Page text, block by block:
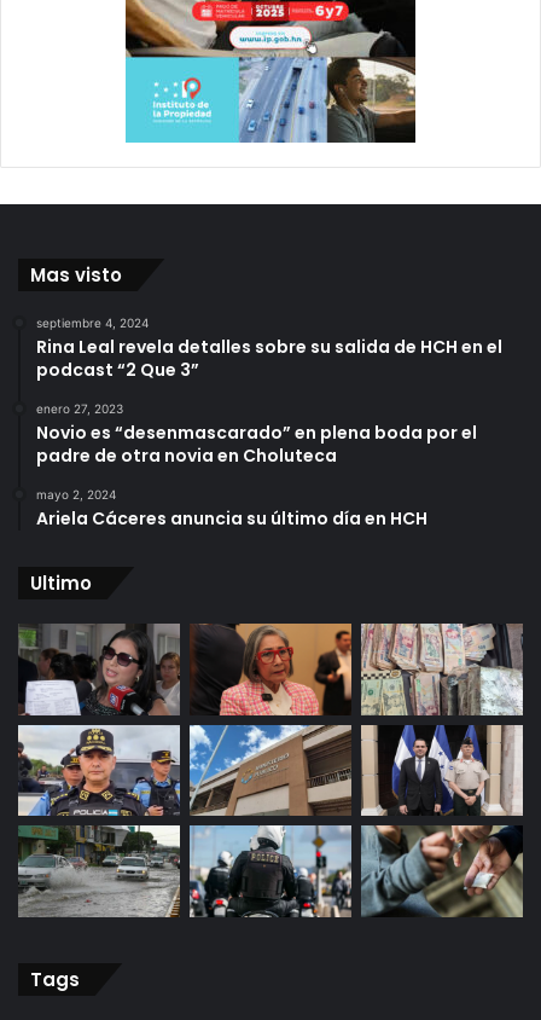
Mas visto
septiembre 4, 2024
Rina Leal revela detalles sobre su salida de HCH en el
podcast “2 Que 3”
enero 27, 2023
Novio es “desenmascarado” en plena boda por el
padre de otra novia en Choluteca
mayo 2, 2024
Ariela Cáceres anuncia su último día en HCH
Ultimo
Tags